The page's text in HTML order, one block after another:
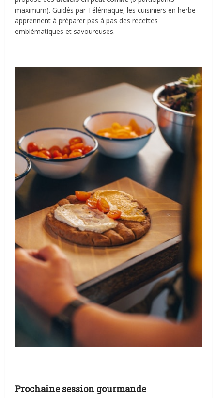
maximum). Guidés par Télémaque, les cuisiniers en herbe
apprennent à préparer pas à pas des recettes
emblématiques et savoureuses.
Prochaine session gourmande